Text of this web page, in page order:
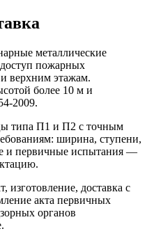
металлические
пожарных
верхним этажам.
более 10 м и
2009.
типа П1 и П2 с точным
ширина, ступени,
и первичные испытания —
изготовление, доставка с
акта первичных
органов